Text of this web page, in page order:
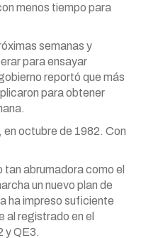
menos tiempo para
semanas y
para ensayar
reportó que más
para obtener
en octubre de 1982. Con
abrumadora como el
un nuevo plan de
ha impreso suficiente
al registrado en el
y QE3.